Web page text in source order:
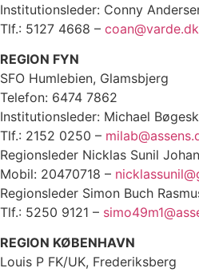
Institutionsleder: Conny
Tlf.: 5127 4668 – coan@varde.dk
REGION FYN
SFO Humlebien, Glamsbjerg
Telefon: 6474 7862
Institutionsleder: Michael
Tlf.: 2152 0250 –
Regionsleder Nicklas Sunil
Mobil: 20470718 –
Regionsleder Simon Buch
Tlf.: 5250 9121 –
REGION KØBENHAVN
Louis P FK/UK, Frederiksberg